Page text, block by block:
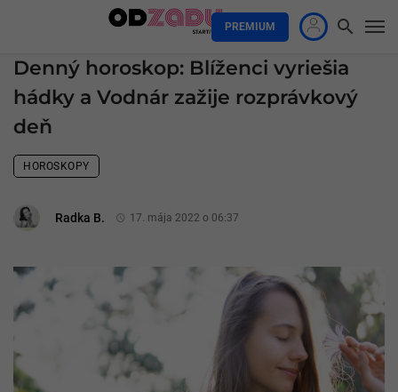
PREMIUM
Denný horoskop: Blíženci vyriešia
hádky a Vodnár zažije rozprávkový
deň
HOROSKOPY
Radka B. 17. mája 2022 o 06:37